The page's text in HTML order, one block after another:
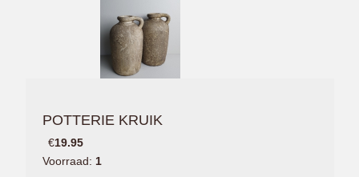
POTTERIE KRUIK
€19.95
Voorraad: 1